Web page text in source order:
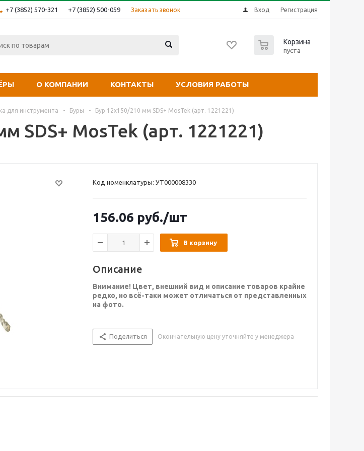
+7 (3852) 570-321 +7 (3852) 500-059 Заказать звонок Вход Регистрация
Корзина
пуста
О КОМПАНИИ КОНТАКТЫ УСЛОВИЯ РАБОТЫ
для инструмента - Буры - Бур 12х150/210 мм SDS+ MosTek (арт. 1221221)
SDS+ MosTek (арт. 1221221)
Код номенклатуры: УТ000008330
156.06 руб./шт
В корзину
Описание
Внимание! Цвет, внешний вид и описание товаров крайне
редко, но всё-таки может отличаться от представленных
на фото.
Поделиться Окончательную цену уточняйте у менеджера